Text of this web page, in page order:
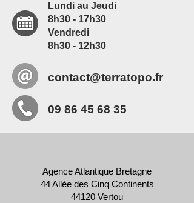
Lundi au Jeudi
8h30 - 17h30
Vendredi
8h30 - 12h30
contact@terratopo.fr
09 86 45 68 35
Agence Atlantique Bretagne
44 Allée des Cinq Continents
44120 Vertou